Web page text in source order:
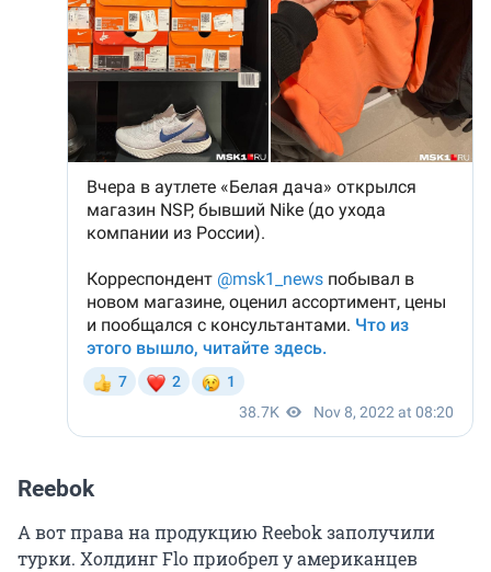
Reebok
А вот права на продукцию Reebok заполучили
турки. Холдинг Flo приобрел у американцев